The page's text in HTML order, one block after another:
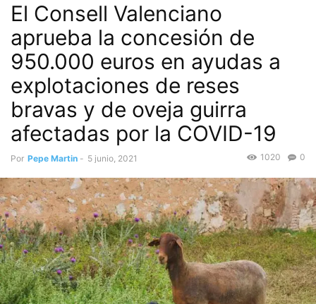
Oveja Guirra Reses Bravas
El Consell Valenciano
aprueba la concesión de
950.000 euros en ayudas a
explotaciones de reses
bravas y de oveja guirra
afectadas por la COVID-19
Por Pepe Martin - 5 junio, 2021 0
1020